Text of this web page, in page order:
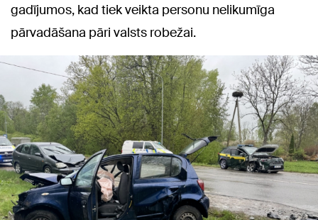
gadījumos, kad tiek veikta personu nelikumīga
pārvadāšana pāri valsts robežai.